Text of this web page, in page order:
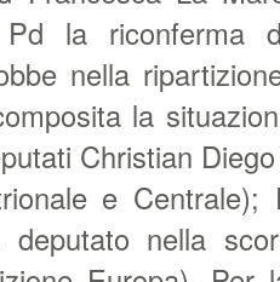
la riconferma
nella
la
Christian
e Centrale);
deputato nella